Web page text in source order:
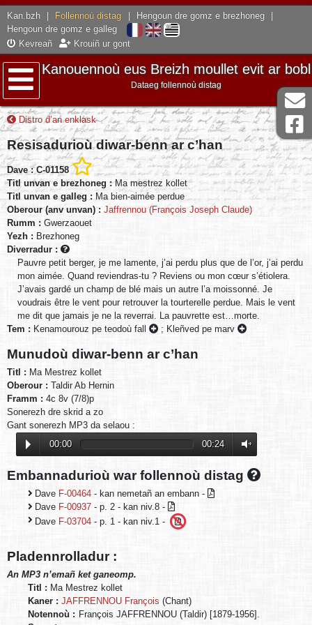
Kan.bzh Follennoù distag Hengoun dre gomz e brezhoneg
Hengoun dre gomz e galleg
Kevreañ
Krouiñ ur gont
Lañser
Kanouennoù eus Breizh moullet evit ar bobl
Dataeg follennoù distag
Distro d’an enklask
Resisadurioù diwar-benn ar c’han
Dave : C-01158
Titl unvan e brezhoneg :Ma mestrez kollet
Titl unvan e galleg : Ma bien-aimée perdue
Oberour (anv unvan) : Jaffrennou (François Joseph Claude)
Rumm : Gwerzaouet
Yezh : Brezhoneg
Diverradur :
Pauvre petit berger, je me lamente, j’ai perdu plus que de l’or, j’ai perdu
mon aimée. Quand reviendras-tu ? Reviens ou mon cœur s’étiolera.
J’avais gardé un champ de blé mais un autre l’a moissonné. Je
voudrais être le vent pour retrouver la tourterelle perdue. Mais le vent
me dit que jamais je ne la reverrai. La pauvrette est…morte.
Tem : Kenamourouz pe teodoù fall ; Kleñved pe marv
Munudoù diwar-benn ar c’han
Titl : Ma Mestrez kollet
Oberour : Taldir Ab Hernin
Framm : 4c 8v (7/8)p
Sonerezh dre skrid a zo
Gant sonerezh MP3 da selaou :
00:00
00:24
Embannadurioù war follennoù distag
Dave F-00464 - kan nemetañ an embann -
Dave F-00937 - p. 2 - kan niv.8 -
Dave F-03704 - p. 1 - kan niv.1 -
Pladennrolladur :
An MP3 n’emañ ket ganeomp.
Titl : Ma Mestrez kollet
Kaner : JAFFRENNOU François (Chant)
Notennoù : François JAFFRENNOU (Taldir) [1879-1956].